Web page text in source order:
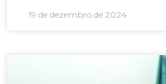
19 de dezembro de 2024